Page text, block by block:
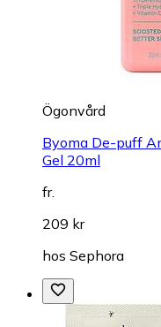
Ögonvård
Byoma De-puff
Gel 20ml
fr.
209 kr
hos Sephora